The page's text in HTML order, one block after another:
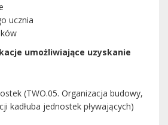
ucznia
umożliwiające uzyskanie
(TWO.05. Organizacja budowy,
kadłuba jednostek pływających)